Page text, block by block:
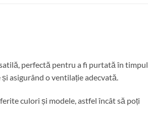
perfectă pentru a fi purtată în timpul
asigurând o ventilație adecvată.
culori și modele, astfel încât să poți